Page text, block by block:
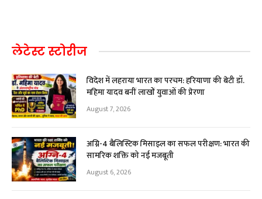
लेटेस्ट स्टोरीज
विदेश में लहराया भारत का परचम: हरियाणा की बेटी डॉ.
महिमा यादव बनीं लाखों युवाओं की प्रेरणा
August 7, 2026
अग्नि-4 बैलिस्टिक मिसाइल का सफल परीक्षण: भारत की
सामरिक शक्ति को नई मजबूती
August 6, 2026